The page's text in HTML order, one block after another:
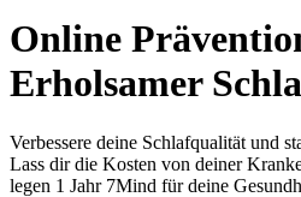
Online
Erholsamer
Verbessere deine Schlafqualität und
Lass dir die Kosten von deiner
legen 1 Jahr 7Mind für deine